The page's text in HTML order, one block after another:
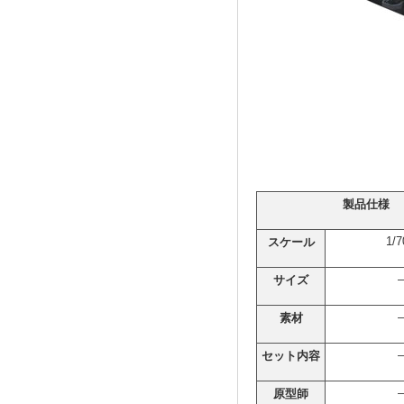
製品仕様
スケール 1/
サイズ –
素材 –
セット内容 –
原型師 –